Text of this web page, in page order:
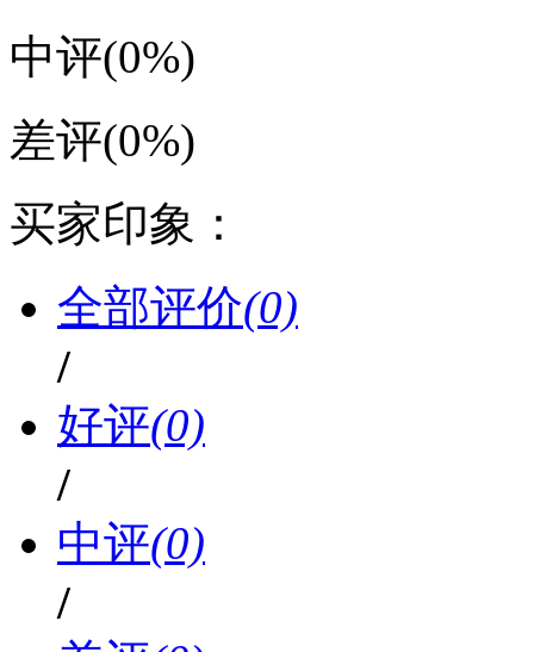
中评(0%)
差评(0%)
买家印象：
全部评价(0)
/
好评(0)
/
中评(0)
/